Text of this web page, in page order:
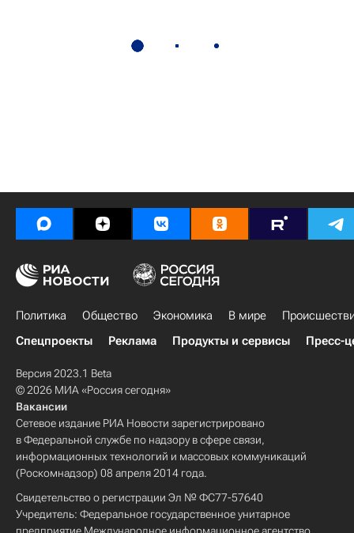
Политика Общество Экономика В мире
Спецпроекты
Реклама Продукты и сервисы Пресс-
Версия 2023.1 Beta
© 2026 МИА «Россия сегодня»
Вакансии
Сетевое издание РИА Новости зарегистрировано
в Федеральной службе по надзору в сфере связи,
информационных технологий и массовых коммуникаций
(Роскомнадзор) 08 апреля 2014 года.
Свидетельство о регистрации Эл № ФС77-57640
Учредитель: Федеральное государственное унитарное